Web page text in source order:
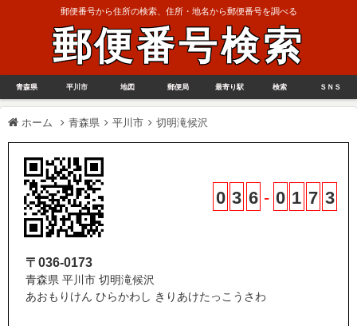
郵便番号から住所の検索、住所・地名から郵便番号を調べる
郵便番号検索
青森県 平川市 地図 郵便局 最寄り駅 検索 ＳＮＳ
ホーム 青森県 平川市 切明滝候沢
0 3 6 - 0 1 7 3
〒036-0173
青森県 平川市 切明滝候沢
あおもりけん ひらかわし きりあけたっこうさわ